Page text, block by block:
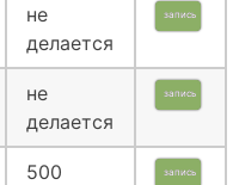
не
делается
запись
не
делается
запись
500 запись